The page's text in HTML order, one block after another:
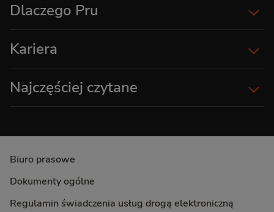
Dlaczego Pru
Kariera
Najczęściej czytane
Biuro prasowe
Dokumenty ogólne
Regulamin świadczenia usług drogą elektroniczną